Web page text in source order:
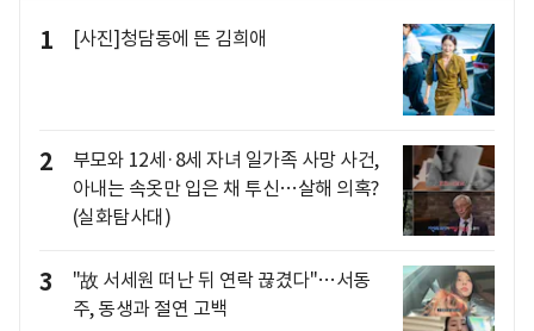
1 [사진]청담동에 뜬 김희애
2
부모와 12세·8세 자녀 일가족 사망 사건,
아내는 속옷만 입은 채 투신…살해 의혹?
(실화탐사대)
3
"故 서세원 떠난 뒤 연락 끊겼다"…서동
주, 동생과 절연 고백